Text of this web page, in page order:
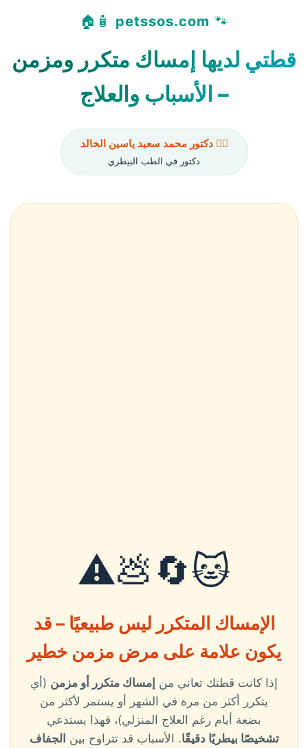
🐾
petssos.com
🧴🏠
قطتي لديها إمساك متكرر ومزمن
– الأسباب والعلاج
👨‍⚕️ دكتور محمد سعيد ياسين الخالد
دكتور في الطب البيطري
🐱🔄💩⚠️
الإمساك المتكرر ليس طبيعيًا – قد
يكون علامة على مرض مزمن خطير
إذا كانت قطتك تعاني من إمساك متكرر أو مزمن (أي
يتكرر أكثر من مرة في الشهر أو يستمر لأكثر من
بضعة أيام رغم العلاج المنزلي)، فهذا يستدعي
تشخيصًا بيطريًا دقيقًا. الأسباب قد تتراوح بين الجفاف